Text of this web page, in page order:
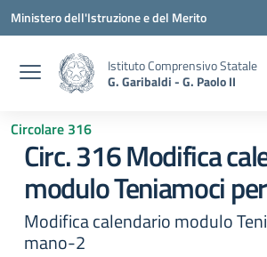
Vai ai contenuti
Vai al menu di navigazione
Vai al footer
Ministero dell'Istruzione e del Merito
Istituto Comprensivo Statale
G. Garibaldi - G. Paolo II
Circolare 316
Circ. 316 Modifica
modulo Teniamoci
Modifica calendario modulo
mano-2